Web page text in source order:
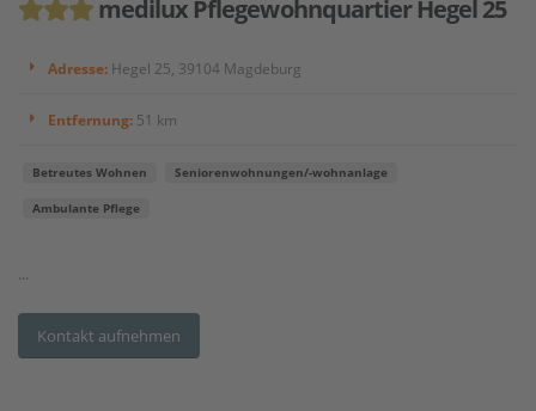
medilux Pflegewohnquartier Hegel 25
Adresse: Hegel 25, 39104 Magdeburg
Entfernung: 51 km
Betreutes Wohnen Seniorenwohnungen/-wohnanlage
Ambulante Pflege
...
Kontakt aufnehmen